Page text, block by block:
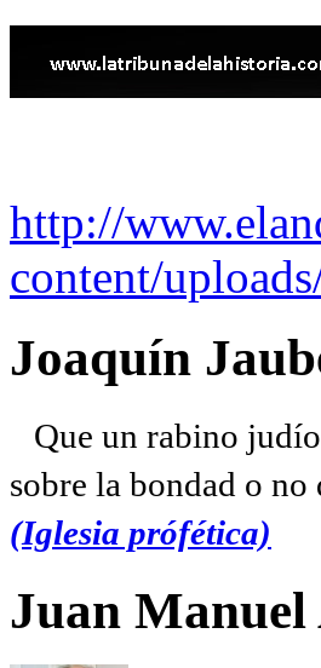
http://
content/
Joaquín
Que un rabino
sobre la bondad o
(Iglesia prófética)
Juan